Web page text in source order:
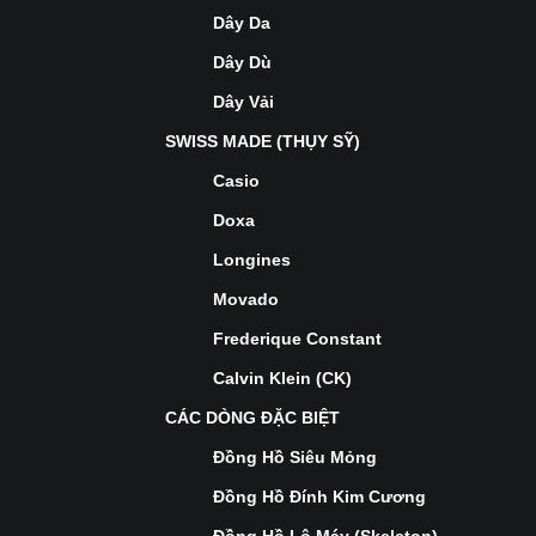
Dây Da
Dây Dù
Dây Vải
SWISS MADE (THỤY SỸ)
Casio
Doxa
Longines
Movado
Frederique Constant
Calvin Klein (CK)
CÁC DÒNG ĐẶC BIỆT
Đồng Hồ Siêu Mỏng
Đồng Hồ Đính Kim Cương